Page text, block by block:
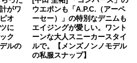
がワ
オ
に
ク
ルの
ウエポンも「A.P.C.（アーペ
ーセー）」の特別なデニムも
エイジングが愛しい。ワント
ーンな大人スニーカースタイ
ルで。【メンズノンノモデル
の私服スナップ】